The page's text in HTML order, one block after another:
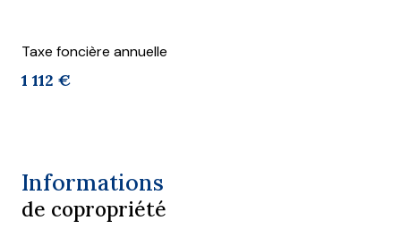
Taxe foncière annuelle
1 112 €
Informations
de copropriété